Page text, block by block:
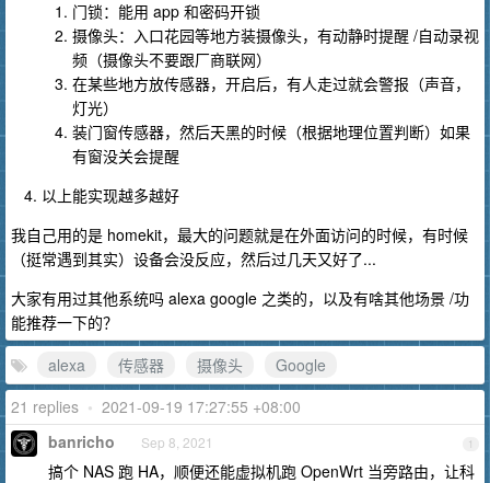
门锁：能用 app 和密码开锁
摄像头：入口花园等地方装摄像头，有动静时提醒 /自动录视
频（摄像头不要跟厂商联网）
在某些地方放传感器，开启后，有人走过就会警报（声音，
灯光）
装门窗传感器，然后天黑的时候（根据地理位置判断）如果
有窗没关会提醒
以上能实现越多越好
我自己用的是 homekit，最大的问题就是在外面访问的时候，有时候
（挺常遇到其实）设备会没反应，然后过几天又好了...
大家有用过其他系统吗 alexa google 之类的，以及有啥其他场景 /功
能推荐一下的？
alexa
传感器 摄像头
Google
21 replies • 2021-09-19 17:27:55 +08:00
1
banricho Sep 8, 2021
搞个 NAS 跑 HA，顺便还能虚拟机跑 OpenWrt 当旁路由，让科